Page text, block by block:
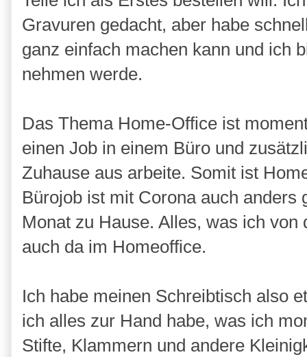
Gravuren gedacht, aber habe
ganz einfach machen kann und ich
nehmen werde.
Das Thema Home-Office ist
einen Job in einem Büro und
Zuhause aus arbeite. Somit ist
Bürojob ist mit Corona auch anders
Monat zu Hause. Alles, was ich
auch da im Homeoffice.
Ich habe meinen Schreibtisch also
ich alles zur Hand habe, was ich
Stifte, Klammern und andere